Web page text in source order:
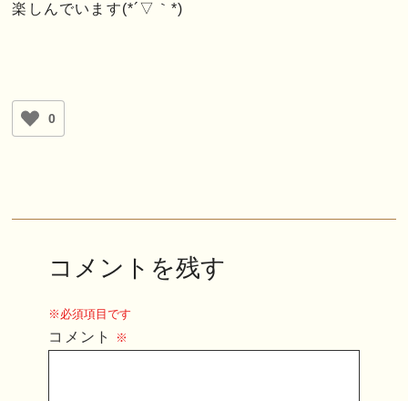
楽しんでいます(*´▽｀*)
0
コメントを残す
※必須項目です
コメント ※